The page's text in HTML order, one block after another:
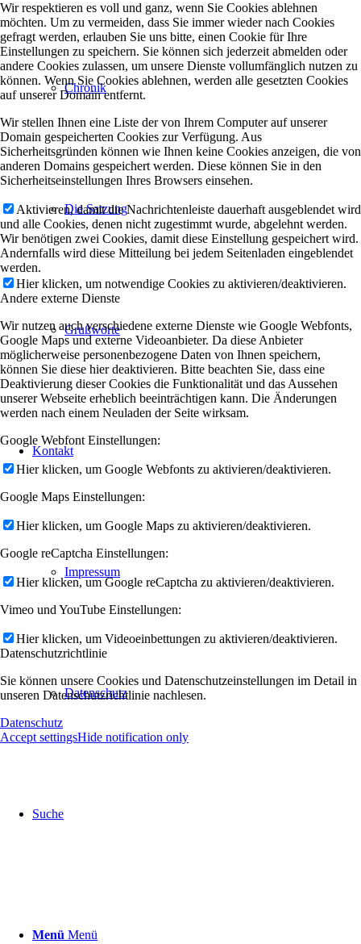
Chronik
Die Satzung
Grußworte
Kontakt
Impressum
Datenschutz
Suche
Menü Menü
Wir respektieren es voll und ganz, wenn Sie Cookies ablehnen
möchten. Um zu vermeiden, dass Sie immer wieder nach Cookies
gefragt werden, erlauben Sie uns bitte, einen Cookie für Ihre
Einstellungen zu speichern. Sie können sich jederzeit abmelden oder
andere Cookies zulassen, um unsere Dienste vollumfänglich nutzen zu
können. Wenn Sie Cookies ablehnen, werden alle gesetzten Cookies
auf unserer Domain entfernt.
Wir stellen Ihnen eine Liste der von Ihrem Computer auf unserer
Domain gespeicherten Cookies zur Verfügung. Aus
Sicherheitsgründen können wie Ihnen keine Cookies anzeigen, die von
anderen Domains gespeichert werden. Diese können Sie in den
Sicherheitseinstellungen Ihres Browsers einsehen.
Aktivieren, damit die Nachrichtenleiste dauerhaft ausgeblendet wird
und alle Cookies, denen nicht zugestimmt wurde, abgelehnt werden.
Wir benötigen zwei Cookies, damit diese Einstellung gespeichert wird.
Andernfalls wird diese Mitteilung bei jedem Seitenladen eingeblendet
werden.
Hier klicken, um notwendige Cookies zu aktivieren/deaktivieren.
Andere externe Dienste
Wir nutzen auch verschiedene externe Dienste wie Google Webfonts,
Google Maps und externe Videoanbieter. Da diese Anbieter
möglicherweise personenbezogene Daten von Ihnen speichern,
können Sie diese hier deaktivieren. Bitte beachten Sie, dass eine
Deaktivierung dieser Cookies die Funktionalität und das Aussehen
unserer Webseite erheblich beeinträchtigen kann. Die Änderungen
werden nach einem Neuladen der Seite wirksam.
Google Webfont Einstellungen:
Hier klicken, um Google Webfonts zu aktivieren/deaktivieren.
Google Maps Einstellungen:
Hier klicken, um Google Maps zu aktivieren/deaktivieren.
Google reCaptcha Einstellungen:
Hier klicken, um Google reCaptcha zu aktivieren/deaktivieren.
Vimeo und YouTube Einstellungen:
Hier klicken, um Videoeinbettungen zu aktivieren/deaktivieren.
Datenschutzrichtlinie
Sie können unsere Cookies und Datenschutzeinstellungen im Detail in
unseren Datenschutzrichtlinie nachlesen.
Datenschutz
Accept settingsHide notification only